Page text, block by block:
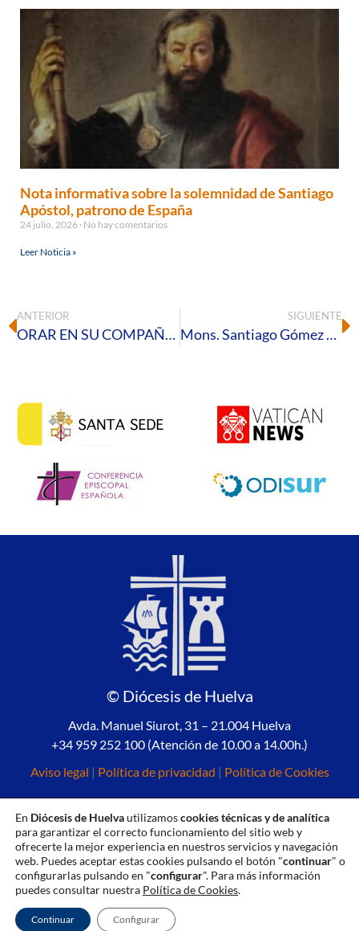
Nota informativa sobre la solemnidad de Santiago
Apóstol, patrono de España
24 julio, 2026 No hay comentarios
Leer Noticia »
ANTERIOR
ORAR EN SU COMPAÑÍA 2026 invita a adentrarse en la tercera semana de los Ejercicios de San Ignacio
SIGUIENTE
Mons. Santiago Gómez Sierra preside en la Catedral la Misa de la Cena del Señor en el inicio del Triduo Pascual
© Diócesis de Huelva
Avda. Manuel Siurot, 31 – 21.004 Huelva
+34 959 252 100 (Atención de 10.00 a 14.00h.)
Aviso legal | Política de privacidad | Política de Cookies
En Diócesis de Huelvautilizamoscookies técnicas y de analítica
para garantizar el correcto funcionamiento del sitio web y
ofrecerte la mejor experiencia en nuestros servicios y navegación
web. Puedes aceptar estas cookies pulsando el botón "continuar" o
configurarlas pulsando en "configurar". Para más información
puedes consultar nuestra Política de Cookies.
Continuar Configurar